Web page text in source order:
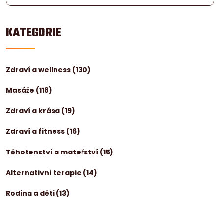
KATEGORIE
Zdraví a wellness (130)
Masáže (118)
Zdraví a krása (19)
Zdraví a fitness (16)
Těhotenství a mateřství (15)
Alternativní terapie (14)
Rodina a děti (13)